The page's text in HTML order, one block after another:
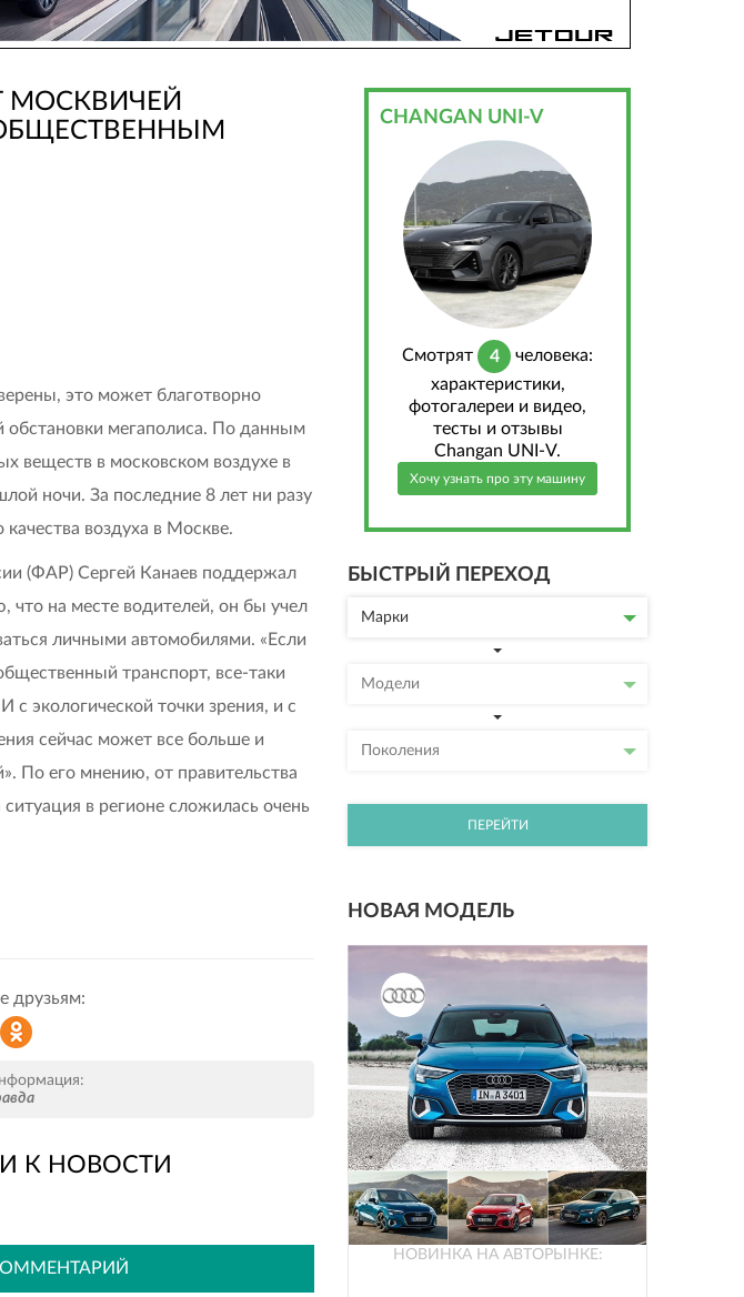
МОСКВИЧЕЙ
это может благотворно
обстановки мегаполиса. По данным
веществ в московском воздухе в
ночи. За последние 8 лет ни разу
воздуха в Москве.
(ФАР) Сергей Канаев поддержал
что на месте водителей, он бы учел
личными автомобилями. «Если
транспорт, все-таки
с экологической точки зрения, и с
сейчас может все больше и
По его мнению, от правительства
в регионе сложилась очень
друзьям:
Одноклассниках
К НОВОСТИ
CHANGAN UNI-V
Cмотрят 4
человека:
характеристики,
фотогалереи и видео,
тесты и отзывы
Changan UNI-V.
Хочу узнать про эту машину
БЫСТРЫЙ ПЕРЕХОД
Марки
Модели
Поколения
ПЕРЕЙТИ
НОВАЯ МОДЕЛЬ
НОВИНКА НА АВТОРЫНКЕ: